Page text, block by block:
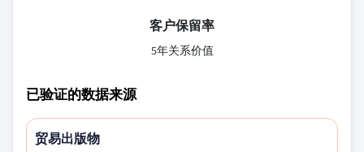
客户保留率
5年关系价值
已验证的数据来源
贸易出版物